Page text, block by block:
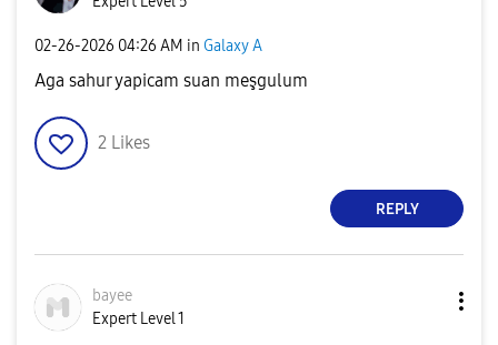
‎02-26-2026 04:26 AM in Galaxy A
Aga sahur yapicam suan meşgulum
2 Likes
REPLY
bayee
Expert Level 1